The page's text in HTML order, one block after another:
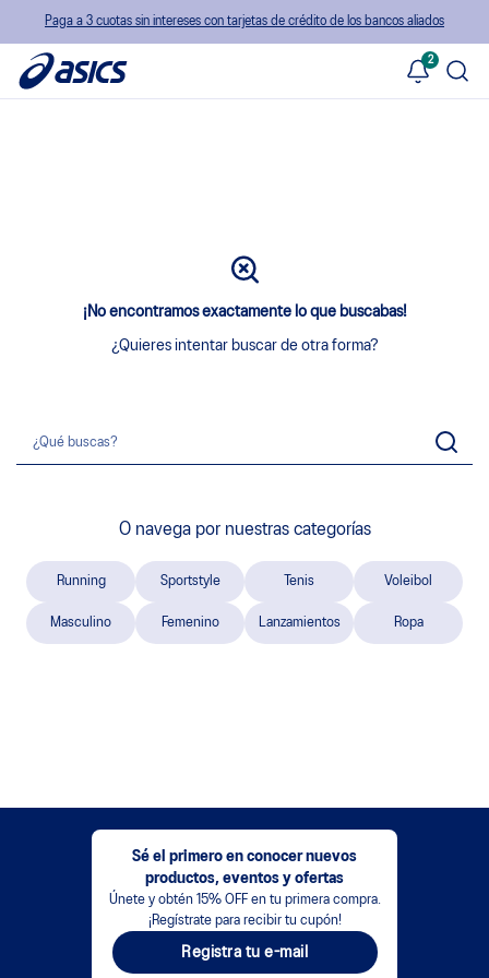
Paga a 3 cuotas sin intereses con tarjetas de crédito de los bancos aliados
2
¡No encontramos exactamente lo que buscabas!
¿Quieres intentar buscar de otra forma?
O navega por nuestras categorías
Running Sportstyle Tenis Voleibol
Masculino Femenino Lanzamientos Ropa
Sé el primero en conocer nuevos
productos, eventos y ofertas
Únete y obtén 15% OFF en tu primera compra.
¡Regístrate para recibir tu cupón!
Registra tu e-mail